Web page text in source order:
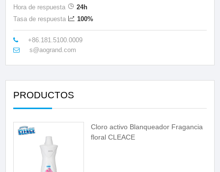
Hora de respuesta
24h
Tasa de respuesta
100%
+86.181.5100.0009
s@aogrand.com
PRODUCTOS
Cloro activo Blanqueador Fragancia
floral CLEACE